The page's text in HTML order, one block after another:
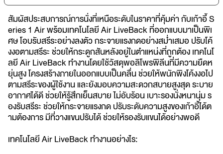
สัมผัสประสบการณ์การนั่งที่เหนือระดับในราคาที่คุ้มค่า กับเก้าอี้ S
eries 1 Air พร้อมเทคโนโลยี Air LiveBack ที่ออกแบบมาเป็นพิเ
ศษ โอบรับสรีระอย่างลงตัว กระจายแรงกดอย่างสม่ำเสมอ ปรับโค้
งงอตามสรีระ ช่วยให้กระดูกสันหลังอยู่ในตำแหน่งที่ถูกต้อง เทคโนโ
ลยี Air LiveBack ทำงานโดยใช้วัสดุพอลิโพรพิลีนที่มีความยืดห
ยุ่นสูง โครงสร้างภายในออกแบบเป็นคลื่น ช่วยให้พนักพิงโค้งงอไป
ตามสรีระของผู้ใช้งาน และยังมอบความสะดวกสบายสูงสุด ระบาย
อากาศได้ดี ช่วยให้รู้สึกเย็นสบาย ไม่อับร้อน เบาะรองนั่งหนานุ่ม ร
องรับสรีระ ช่วยให้กระจายแรงกด ปรับระดับความสูงของเก้าอี้ได้ต
ามต้องการ มีที่วางแขนปรับได้ ช่วยให้รองรับแขนได้อย่างพอดี
เทคโนโลยี Air LiveBack ทำงานอย่างไร: